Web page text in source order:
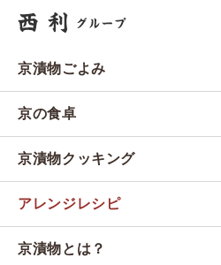
京漬物ごよみ
京の食卓
京漬物クッキング
アレンジレシピ
京漬物とは？